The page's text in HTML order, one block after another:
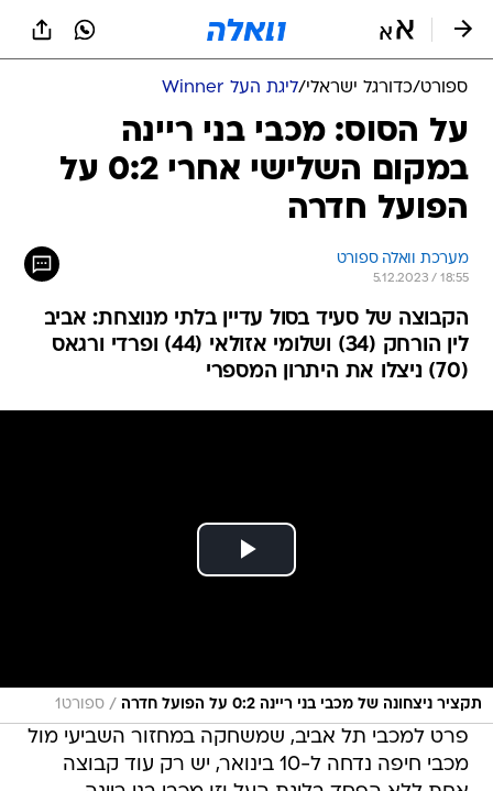
ספורט/כדורגל ישראלי/ליגת העל Winner
על הסוס: מכבי בני ריינה
במקום השלישי אחרי 0:2 על
הפועל חדרה
מערכת וואלה ספורט
5.12.2023 / 18:55
הקבוצה של סעיד בסול עדיין בלתי מנוצחת: אביב
לין הורחק (34) ושלומי אזולאי (44) ופרדי ורגאס
(70) ניצלו את היתרון המספרי
תקציר ניצחונה של מכבי בני ריינה 0:2 על הפועל חדרה / ספורט1
פרט למכבי תל אביב, שמשחקה במחזור השביעי מול
מכבי חיפה נדחה ל-10 בינואר, יש רק עוד קבוצה